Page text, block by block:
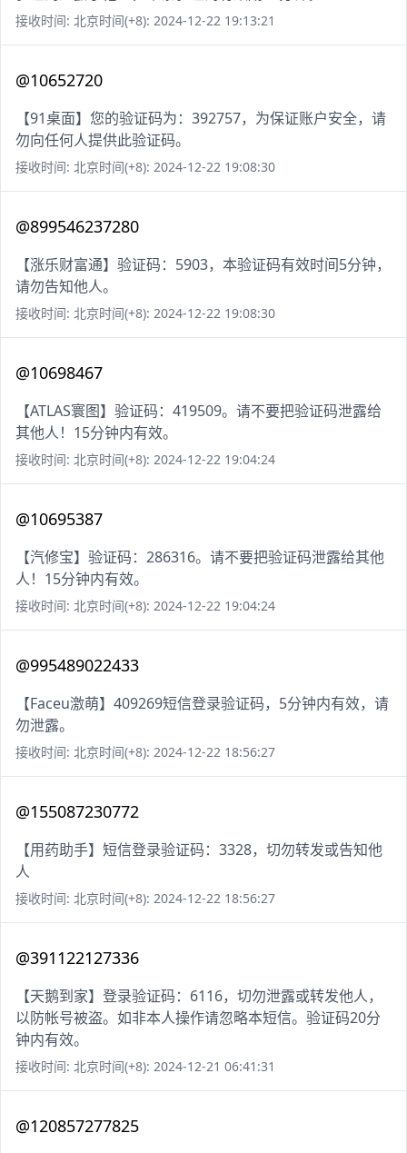
接收时间: 北京时间(+8): 2024-12-22 19:13:21
@10652720
【91桌面】您的验证码为：392757，为保证账户安全，请
勿向任何人提供此验证码。
接收时间: 北京时间(+8): 2024-12-22 19:08:30
@899546237280
【涨乐财富通】验证码：5903，本验证码有效时间5分钟，
请勿告知他人。
接收时间: 北京时间(+8): 2024-12-22 19:08:30
@10698467
【ATLAS寰图】验证码：419509。请不要把验证码泄露给
其他人！15分钟内有效。
接收时间: 北京时间(+8): 2024-12-22 19:04:24
@10695387
【汽修宝】验证码：286316。请不要把验证码泄露给其他
人！15分钟内有效。
接收时间: 北京时间(+8): 2024-12-22 19:04:24
@995489022433
【Faceu激萌】409269短信登录验证码，5分钟内有效，请
勿泄露。
接收时间: 北京时间(+8): 2024-12-22 18:56:27
@155087230772
【用药助手】短信登录验证码：3328，切勿转发或告知他
人
接收时间: 北京时间(+8): 2024-12-22 18:56:27
@391122127336
【天鹅到家】登录验证码：6116，切勿泄露或转发他人，
以防帐号被盗。如非本人操作请忽略本短信。验证码20分
钟内有效。
接收时间: 北京时间(+8): 2024-12-21 06:41:31
@120857277825